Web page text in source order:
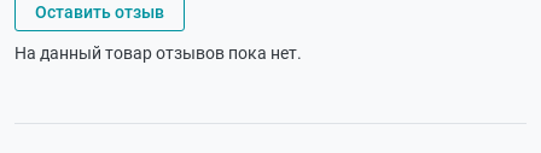
Оставить отзыв
На данный товар отзывов пока нет.